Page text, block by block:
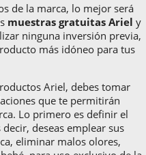
de la marca, lo mejor será
muestras gratuitas Ariel y
ninguna inversión previa,
más idóneo para tus
Ariel, debes tomar
que te permitirán
Lo primero es definir el
deseas emplear sus
eliminar malos olores,